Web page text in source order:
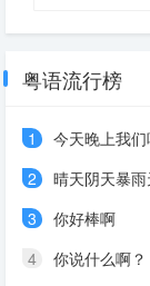
粤语流行榜
1
今天晚上我们
2
晴天阴天暴雨天
3
你好棒啊
4
你说什么啊？